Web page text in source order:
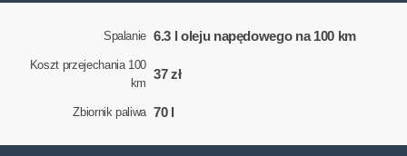
Spalanie 6.3 l oleju napędowego na 100 km
Koszt przejechania 100
km
37 zł
Zbiornik paliwa 70 l